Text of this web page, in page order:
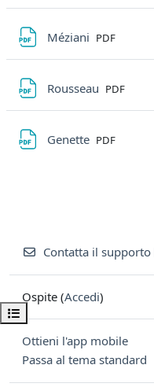
Apri indice del corso
Méziani File
PDF
Rousseau File
PDF
Genette File
PDF
Contatta il supporto
Ospite (Accedi)
Ottieni l'app mobile
Passa al tema standard